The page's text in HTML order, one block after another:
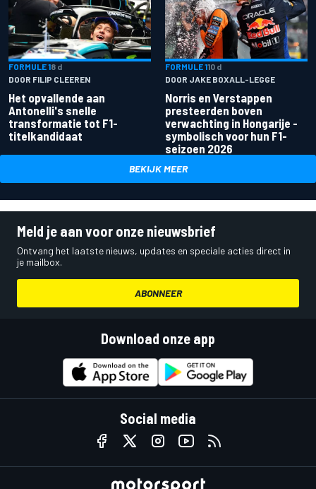
FORMULE 18 d
DOOR FILIP CLEEREN
Het opvallende aan
Antonelli's snelle
transformatie tot F1-
titelkandidaat
FORMULE 110 d
DOOR JAKE BOXALL-LEGGE
Norris en Verstappen
presteerden boven
verwachting in Hongarije -
symbolisch voor hun F1-
seizoen 2026
BEKIJK MEER
Meld je aan voor onze nieuwsbrief
Ontvang het laatste nieuws, updates en speciale acties direct in
je mailbox.
ABONNEER
Download onze app
Social media